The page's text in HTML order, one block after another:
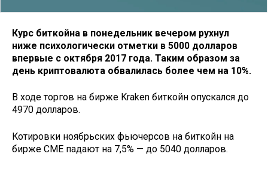
Курс биткойна в понедельник вечером рухнул
ниже психологически отметки в 5000 долларов
впервые с октября 2017 года. Таким образом за
день криптовалюта обвалилась более чем на 10%.
В ходе торгов на бирже Kraken биткойн опускался до
4970 долларов.
Котировки ноябрьских фьючерсов на биткойн на
бирже CME падают на 7,5% — до 5040 долларов.